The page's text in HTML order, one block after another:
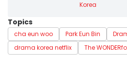
Korea
Topics
cha eun woo Park Eun Bin
drama korea netflix
The